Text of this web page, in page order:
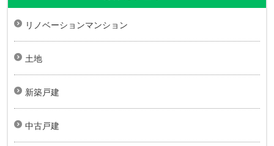
リノベーションマンション
土地
新築戸建
中古戸建